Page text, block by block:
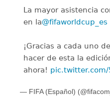
La mayor asistencia
en la@fifaworldcup_es
¡Gracias a cada uno
hacer de esta la
ahora! pic.twitter.com/
— FIFA (Español)